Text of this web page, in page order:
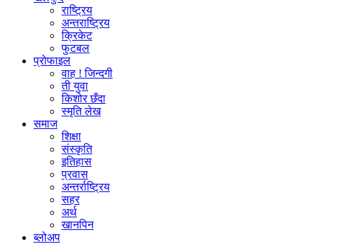
राष्ट्रिय
अन्तराष्ट्रिय
क्रिकेट
फुटबल
प्रोफाइल
वाह ! जिन्दगी
ती युवा
किशोर छँदा
स्मृति लेख
समाज
शिक्षा
संस्कृति
इतिहास
प्रवास
अन्तर्राष्ट्रिय
सहर
अर्थ
खानपिन
ब्लोअप